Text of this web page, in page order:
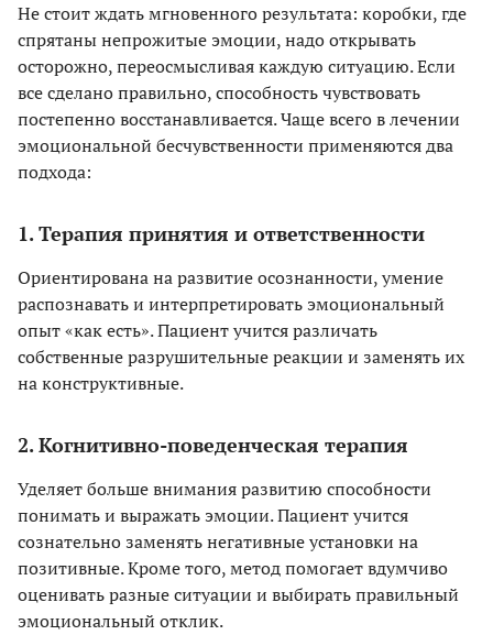
Не стоит ждать мгновенного результата: коробки, где
спрятаны непрожитые эмоции, надо открывать
осторожно, переосмысливая каждую ситуацию. Если
все сделано правильно, способность чувствовать
постепенно восстанавливается. Чаще всего в лечении
эмоциональной бесчувственности применяются два
подхода:
1. Терапия принятия и ответственности
Ориентирована на развитие осознанности, умение
распознавать и интерпретировать эмоциональный
опыт «как есть». Пациент учится различать
собственные разрушительные реакции и заменять их
на конструктивные.
2. Когнитивно-поведенческая терапия
Уделяет больше внимания развитию способности
понимать и выражать эмоции. Пациент учится
сознательно заменять негативные установки на
позитивные. Кроме того, метод помогает вдумчиво
оценивать разные ситуации и выбирать правильный
эмоциональный отклик.